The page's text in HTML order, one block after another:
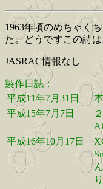
1963年頃のめちゃく
た。どうですこの詩
JASRAC情報なし
製作日誌：
平成11年7月31日
平成15年7月7日
平成16年10月17日